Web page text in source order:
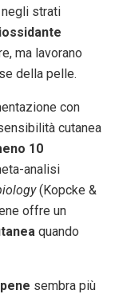
strati
ma lavorano
della pelle.
con
cutanea
10
analisi
(Kopcke &
offre un
quando
sembra più